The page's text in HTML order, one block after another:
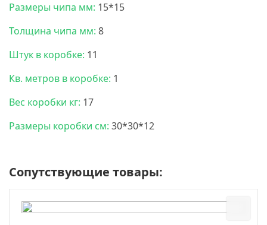
Размеры чипа мм: 15*15
Толщина чипа мм: 8
Штук в коробке: 11
Кв. метров в коробке: 1
Вес коробки кг: 17
Размеры коробки см: 30*30*12
Сопутствующие товары: